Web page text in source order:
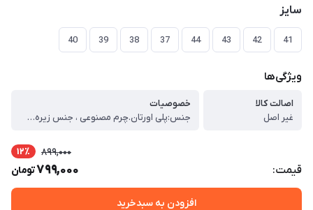
سایز
41
42
43
44
37
38
39
40
ویژگی‌ها
اصالت کالا
غیر اصل
خصوصیات
جنس:پلی اورتان.چرم مصنوعی ، جنس زیره:پلی اورتان ، ویژگی‌های زیره.انعطاف پذیر ، قابلیت ارتجاعی ، قابلیت گردش هوا ، کاهش فشار وارده ، مقاوم در برابر سایش ، کفی ، قابلیت ارتجاعی ، ساده ، قابلیت گردش هوا ، قابل تعویض ، نحوه بسته شدن کفش ، بندی ، ویژگی‌های تخصصی کفش ، مقاوم در برابر سایش ، قابلیت گردش هوا ، کاهش فشارهای وارده ، انعطاف پذیر ، جزئیات ، کف دوخت. گردش مناسب هوا و ضد تعریق. وزن مناسب. دارای سایز بندی استاندارد. دارای استاندارد BQS در طراحی ارگونومیک. قالب استاندارد و کاملا طبی جهت کاهش فشارهای وارده و رفع خستگی. دارای وزن سبک و زیره فوق العاده راحت. مناسب برای پیاده روی روزمره و ایستادن های طولانی مدت. مناسب برای استایل های ، اسپرت و اسپرت کلاسیک. ، نگهداری ، قابل شست و شو در ماشین لباسشویی به وسیله توری محافظ.
قیمت:
899,000 12٪
799,000تومان
افزودن به سبدخرید